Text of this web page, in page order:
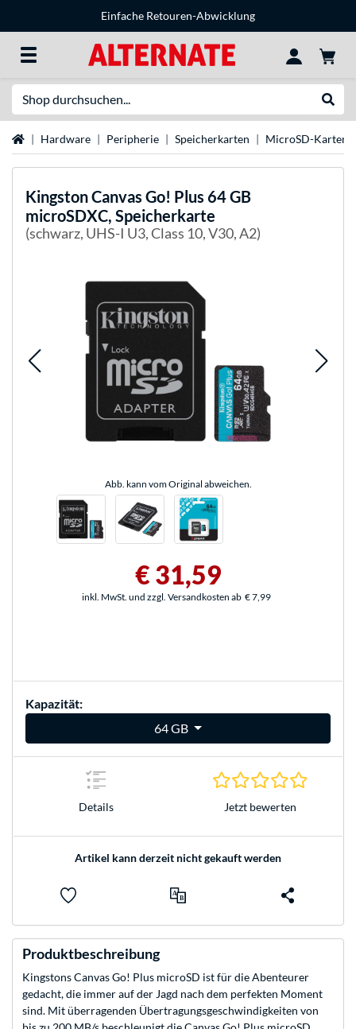
Einfache Retouren-Abwicklung
StartseiteHardware Peripherie Speicherkarten MicroSD-Karten
KingstonCanvas Go! Plus 64 GB
microSDXC, Speicherkarte
(schwarz, UHS-I U3, Class 10, V30, A2)
Abb. kann vom Original abweichen.
€ 31,59
inkl. MwSt. und zzgl. Versandkosten ab € 7,99
Kapazität:
64 GB
Details Jetzt bewerten
Artikel kann derzeit nicht gekauft werden
Produktbeschreibung
Kingstons Canvas Go! Plus microSD ist für die Abenteurer
gedacht, die immer auf der Jagd nach dem perfekten Moment
sind. Mit überragenden Übertragungsgeschwindigkeiten von